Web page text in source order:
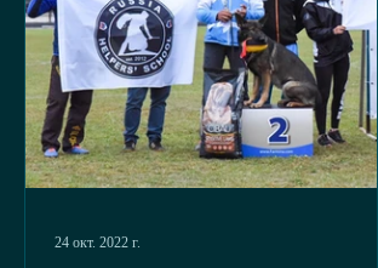
24 окт. 2022 г.